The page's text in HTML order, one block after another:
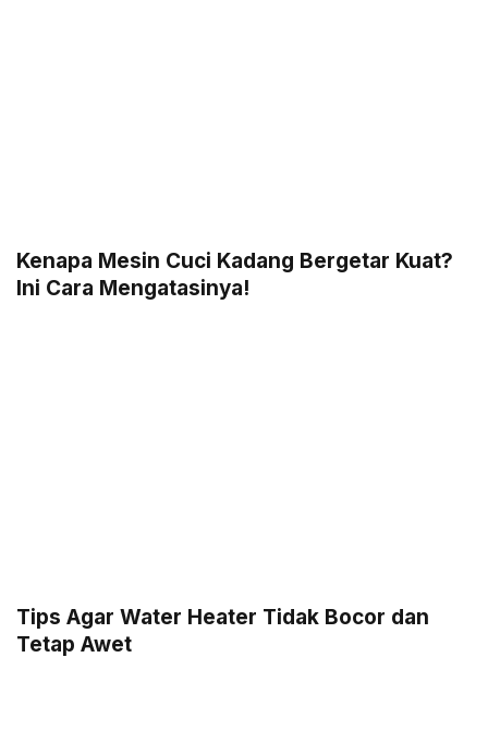
Kenapa Mesin Cuci Kadang Bergetar Kuat?
Ini Cara Mengatasinya!
Tips Agar Water Heater Tidak Bocor dan
Tetap Awet